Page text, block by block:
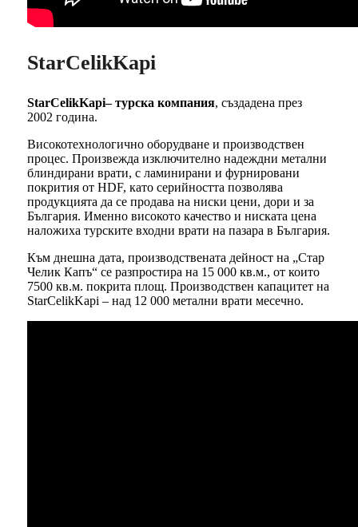
StarCelikKapi
StarCelikKapi– турска компания, създадена през
2002 година.
Високотехнологично оборудване и производствен
процес. Произвежда изключително надеждни метални
блиндирани врати, с ламинирани и фурнировани
покрития от HDF, като серийността позволява
продукцията да се продава на ниски цени, дори и за
България. Именно високото качество и ниската цена
наложиха турските входни врати на пазара в България.
Към днешна дата, производствената дейност на „Стар
Челик Капъ“ се разпростира на 15 000 кв.м., от които
7500 кв.м. покрита площ. Производствен капацитет на
StarCelikKapi – над 12 000 метални врати месечно.